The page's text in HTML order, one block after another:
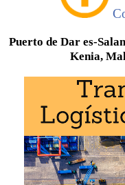
Puerto de Dar es-
Kenia,